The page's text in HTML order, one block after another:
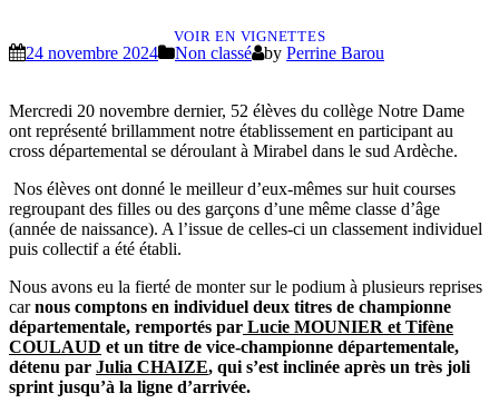
24 novembre 2024 Non classé by Perrine Barou
VOIR EN VIGNETTES
Mercredi 20 novembre dernier, 52 élèves du collège Notre Dame
ont représenté brillamment notre établissement en participant au
cross départemental se déroulant à Mirabel dans le sud Ardèche.
Nos élèves ont donné le meilleur d’eux-mêmes sur huit courses
regroupant des filles ou des garçons d’une même classe d’âge
(année de naissance). A l’issue de celles-ci un classement individuel
puis collectif a été établi.
Nous avons eu la fierté de monter sur le podium à plusieurs reprises
carnous comptons en individuel deux titres de championne
départementale, remportés par Lucie MOUNIER et Tifène
COULAUD et un titre de vice-championne départementale,
détenu par Julia CHAIZE, qui s’est inclinée après un très joli
sprint jusqu’à la ligne d’arrivée.